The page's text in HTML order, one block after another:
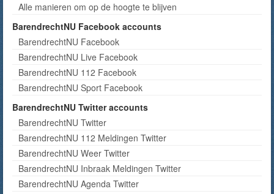
Alle manieren om op de hoogte te blijven
BarendrechtNU Facebook accounts
BarendrechtNU Facebook
BarendrechtNU Live Facebook
BarendrechtNU 112 Facebook
BarendrechtNU Sport Facebook
BarendrechtNU Twitter accounts
BarendrechtNU Twitter
BarendrechtNU 112 Meldingen Twitter
BarendrechtNU Weer Twitter
BarendrechtNU Inbraak Meldingen Twitter
BarendrechtNU Agenda Twitter